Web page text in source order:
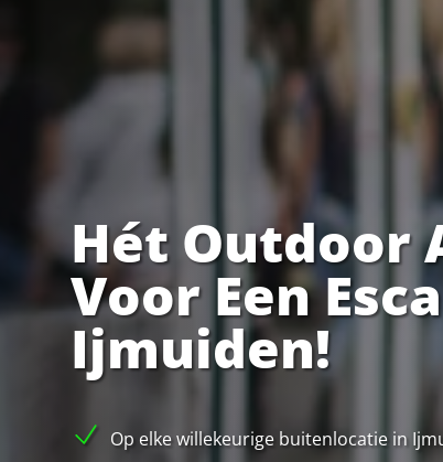
Hét Outdoor
Voor Een
Ijmuiden!
Op elke willekeurige buitenlocatie in